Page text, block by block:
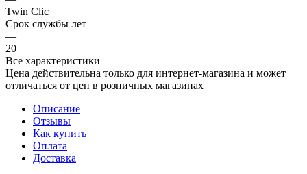
Twin Clic
Срок службы лет
—
20
Все характеристики
Цена действительна только для интернет-магазина и может
отличаться от цен в розничных магазинах
Описание
Отзывы
Как купить
Оплата
Доставка